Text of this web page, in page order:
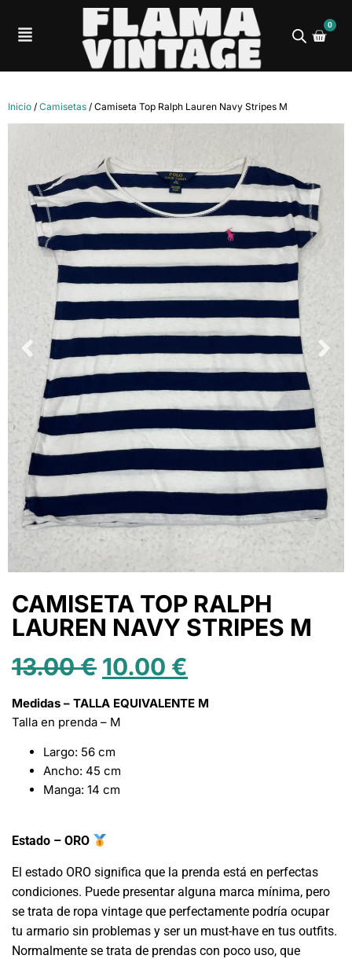
0
Inicio / Camisetas / Camiseta Top Ralph Lauren Navy Stripes M
CAMISETA TOP RALPH
LAUREN NAVY STRIPES M
13.00€ 10.00 €
Medidas – TALLA EQUIVALENTE M
Talla en prenda – M
Largo: 56 cm
Ancho: 45 cm
Manga: 14 cm
Estado – ORO
El estado ORO significa que la prenda está en perfectas
condiciones. Puede presentar alguna marca mínima, pero
se trata de ropa vintage que perfectamente podría ocupar
tu armario sin problemas y ser un must-have en tus outfits.
Normalmente se trata de prendas con poco uso, que